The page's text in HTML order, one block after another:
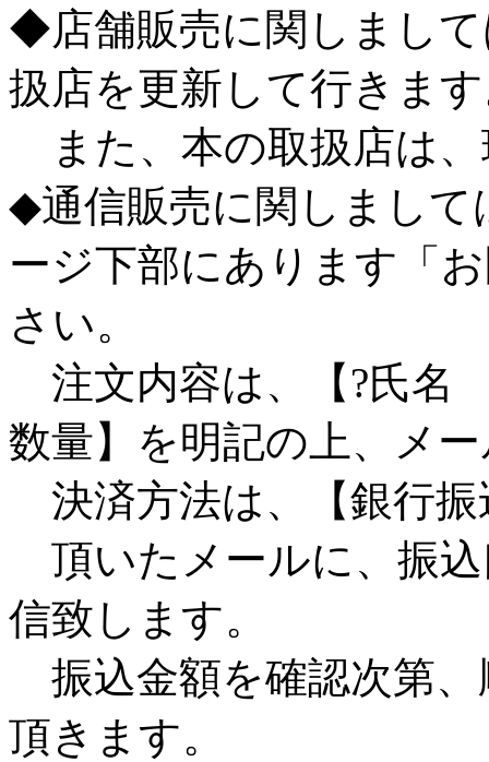
◆店舗販売に関しまし
扱店を更新して行きま
また、本の取扱店は
◆通信販売に関しまして
ージ下部にあります「
さい。
注文内容は、【?氏
数量】を明記の上、メ
決済方法は、【銀行
頂いたメールに、振
信致します。
振込金額を確認次第
頂きます。